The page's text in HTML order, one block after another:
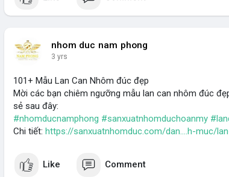
nhom duc nam phong
3 yrs
101+ Mẫu Lan Can Nhôm đúc đẹp
Mời các bạn chiêm ngưỡng mẫu lan can nhôm đúc
sẻ sau đây:
#nhomducnamphong #sanxuatnhomduchoanmy
Chi tiết: https://sanxuatnhomduc.com/dan....h-muc/
Like Comment